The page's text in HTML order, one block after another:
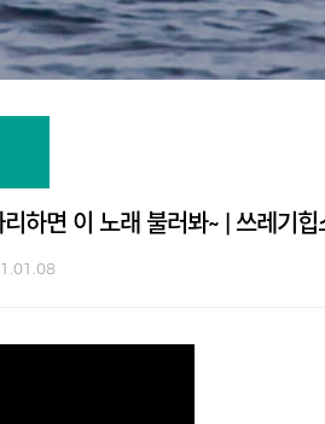
하면 이 노래 불러봐~ | 쓰레기힙